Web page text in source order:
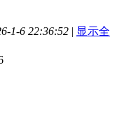
1-6 22:36:52 | 显示全